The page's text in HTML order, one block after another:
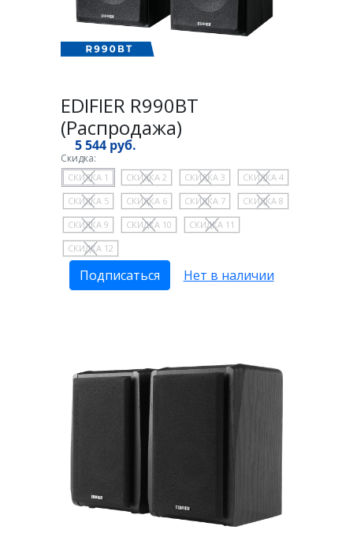
EDIFIER R990BT
(Распродажа)
5 544 руб.
Скидка:
СКИДКА 1 СКИДКА 2 СКИДКА 3
СКИДКА 4
СКИДКА 5
СКИДКА 6 СКИДКА 7
СКИДКА 8
СКИДКА 9
СКИДКА 10
СКИДКА 11
СКИДКА 12
Подписаться Нет в наличии